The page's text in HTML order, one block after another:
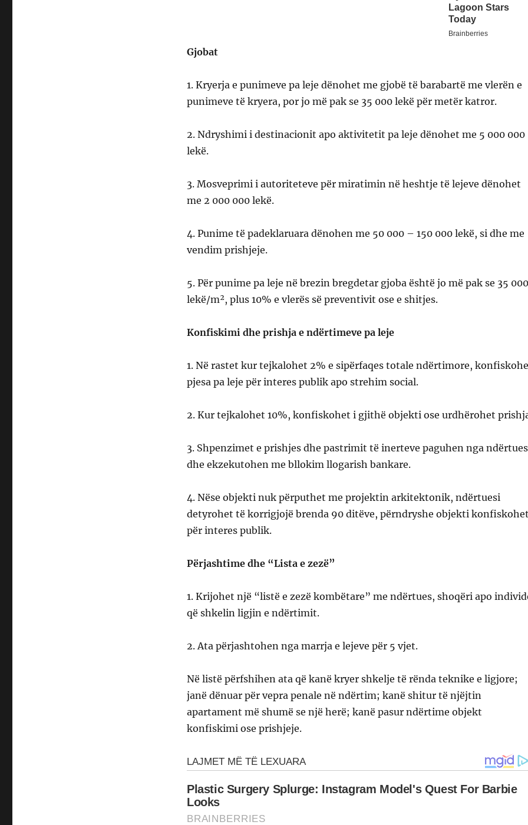
Gjobat
1. Kryerja e punimeve pa leje dënohet me gjobë të barabartë me vlerën e
punimeve të kryera, por jo më pak se 35 000 lekë për metër katror.
2. Ndryshimi i destinacionit apo aktivitetit pa leje dënohet me 5 000 000
lekë.
3. Mosveprimi i autoriteteve për miratimin në heshtje të lejeve dënohet
me 2 000 000 lekë.
4. Punime të padeklaruara dënohen me 50 000 – 150 000 lekë, si dhe me
vendim prishjeje.
5. Për punime pa leje në brezin bregdetar gjoba është jo më pak se 35 000
lekë/m², plus 10% e vlerës së preventivit ose e shitjes.
Konfiskimi dhe prishja e ndërtimeve pa leje
1. Në rastet kur tejkalohet 2% e sipërfaqes totale ndërtimore,
pjesa pa leje për interes publik apo strehim social.
2. Kur tejkalohet 10%, konfiskohet i gjithë objekti ose urdhërohet
3. Shpenzimet e prishjes dhe pastrimit të inerteve paguhen nga
dhe ekzekutohen me bllokim llogarish bankare.
4. Nëse objekti nuk përputhet me projektin arkitektonik, ndërtuesi
detyrohet të korrigjojë brenda 90 ditëve, përndryshe objekti
për interes publik.
Përjashtime dhe “Lista e zezë”
1. Krijohet një “listë e zezë kombëtare” me ndërtues, shoqëri apo
që shkelin ligjin e ndërtimit.
2. Ata përjashtohen nga marrja e lejeve për 5 vjet.
Në listë përfshihen ata që kanë kryer shkelje të rënda teknike e ligjore;
janë dënuar për vepra penale në ndërtim; kanë shitur të njëjtin
apartament më shumë se një herë; kanë pasur ndërtime objekt
konfiskimi ose prishjeje.